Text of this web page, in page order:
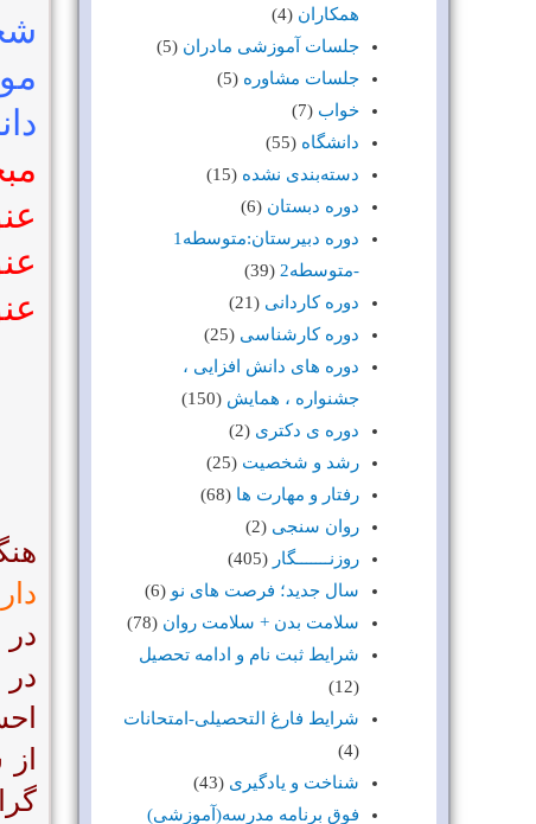
همکاران (4)
جلسات آموزشی مادران (5)
جلسات مشاوره (5)
خواب (7)
دانشگاه (55)
دسته‌بندی نشده (15)
دوره دبستان (6)
دوره دبیرستان:متوسطه1
-متوسطه2
(39)
دوره کاردانی (21)
دوره کارشناسی (25)
دوره های دانش افزایی ،
جشنواره ، همایش (150)
دوره ی دکتری (2)
رشد و شخصیت (25)
رفتار و مهارت ها (68)
روان سنجی (2)
روزنـــــــگار (405)
سال جدید؛ فرصت های نو (6)
سلامت بدن + سلامت روان (78)
شرایط ثبت نام و ادامه تحصیل
(12)
شرایط فارغ التحصیلی-امتحانات
(4)
شناخت و یادگیری (43)
فوق برنامه مدرسه(آموزشی)
در